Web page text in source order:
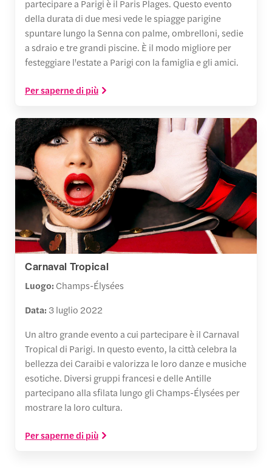
partecipare a Parigi è il Paris Plages. Questo evento
della durata di due mesi vede le spiagge parigine
spuntare lungo la Senna con palme, ombrelloni, sedie
a sdraio e tre grandi piscine. È il modo migliore per
festeggiare l'estate a Parigi con la famiglia e gli amici.
Per saperne di più
Carnaval Tropical
Luogo: Champs-Élysées
Data: 3 luglio 2022
Un altro grande evento a cui partecipare è il Carnaval
Tropical di Parigi. In questo evento, la città celebra la
bellezza dei Caraibi e valorizza le loro danze e musiche
esotiche. Diversi gruppi francesi e delle Antille
partecipano alla sfilata lungo gli Champs-Élysées per
mostrare la loro cultura.
Per saperne di più